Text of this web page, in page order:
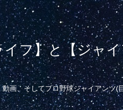
フ】と【ジャ
画、そしてプロ野球ジャイアンツ